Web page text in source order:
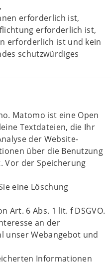
erforderlich ist,
erforderlich ist,
erforderlich ist und kein
schutzwürdiges
Matomo ist eine Open
Textdateien, die Ihr
der Website-
über die Benutzung
Vor der Speicherung
eine Löschung
Art. 6 Abs. 1 lit. f DSGVO.
an der
unser Webangebot und
Informationen